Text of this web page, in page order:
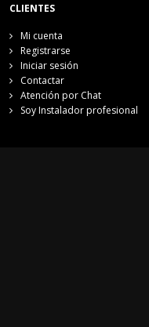
CLIENTES
Mi cuenta
Registrarse
Iniciar sesión
Contactar
Atención por Chat
Soy Instalador profesional